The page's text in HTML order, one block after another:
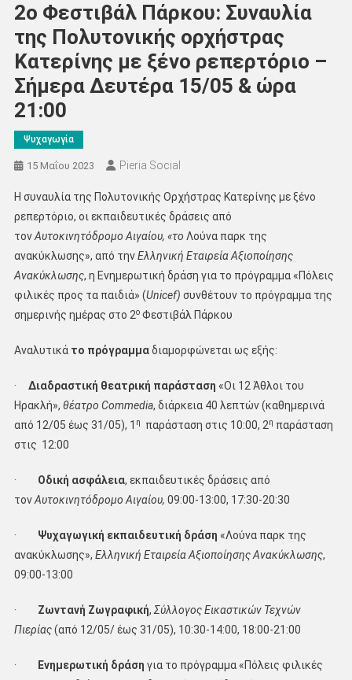
2ο Φεστιβάλ Πάρκου: Συναυλία
της Πολυτονικής ορχήστρας
Κατερίνης με ξένο ρεπερτόριο –
Σήμερα Δευτέρα 15/05 & ώρα
21:00
Ψυχαγωγία
15 Μαΐου 2023 Pieria Social
Η συναυλία της Πολυτονικής Ορχήστρας Κατερίνης με ξένο
ρεπερτόριο, οι εκπαιδευτικές δράσεις από
τονΑυτοκινητόδρομο Αιγαίου, «το Λούνα παρκ της
ανακύκλωσης», από τηνΕλληνική Εταιρεία Αξιοποίησης
Ανακύκλωσης, η Ενημερωτική δράση για το πρόγραμμα «Πόλεις
φιλικές προς τα παιδιά» (Unicef) συνθέτουν το πρόγραμμα της
σημερινής ημέρας στο 2οΦεστιβάλ Πάρκου
Αναλυτικά το πρόγραμμαδιαμορφώνεται ως εξής:
· Διαδραστική θεατρική παράσταση «Οι 12 Άθλοι του
Ηρακλή», θέατρο Commedia, διάρκεια 40 λεπτών (καθημερινά
από 12/05 έως 31/05), 1 η παράσταση στις 10:00, 2η παράσταση
στις 12:00
· Οδική ασφάλεια, εκπαιδευτικές δράσεις από
τονΑυτοκινητόδρομο Αιγαίου, 09:00-13:00, 17:30-20:30
· Ψυχαγωγική εκπαιδευτική δράση «Λούνα παρκ της
ανακύκλωσης», Ελληνική Εταιρεία Αξιοποίησης Ανακύκλωσης,
09:00-13:00
· Ζωντανή Ζωγραφική,Σύλλογος Εικαστικών Τεχνών
Πιερίας(από 12/05/ έως 31/05), 10:30-14:00, 18:00-21:00
· Ενημερωτική δράση για το πρόγραμμα «Πόλεις φιλικές